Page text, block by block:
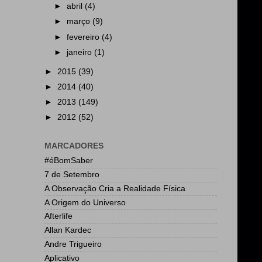
►abril (4)
► março (9)
►fevereiro (4)
► janeiro (1)
► 2015 (39)
► 2014 (40)
► 2013 (149)
► 2012 (52)
MARCADORES
#éBomSaber
7 de Setembro
A Observação Cria a Realidade Física
A Origem do Universo
Afterlife
Allan Kardec
Andre Trigueiro
Aplicativo